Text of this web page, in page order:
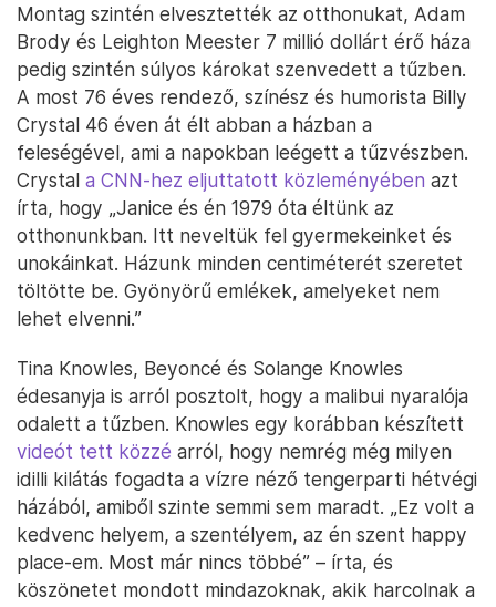
Montag szintén elvesztették az otthonukat, Adam
Brody és Leighton Meester 7 millió dollárt érő háza
pedig szintén súlyos károkat szenvedett a tűzben.
A most 76 éves rendező, színész és humorista Billy
Crystal 46 éven át élt abban a házban a
feleségével, ami a napokban leégett a tűzvészben.
Crystal a CNN-hez eljuttatott közleményében azt
írta, hogy „Janice és én 1979 óta éltünk az
otthonunkban. Itt neveltük fel gyermekeinket és
unokáinkat. Házunk minden centiméterét szeretet
töltötte be. Gyönyörű emlékek, amelyeket nem
lehet elvenni.”
Tina Knowles, Beyoncé és Solange Knowles
édesanyja is arról posztolt, hogy a malibui nyaralója
odalett a tűzben. Knowles egy korábban készített
videót tett közzé arról, hogy nemrég még milyen
idilli kilátás fogadta a vízre néző tengerparti hétvégi
házából, amiből szinte semmi sem maradt. „Ez volt a
kedvenc helyem, a szentélyem, az én szent happy
place-em. Most már nincs többé” – írta, és
köszönetet mondott mindazoknak, akik harcolnak a